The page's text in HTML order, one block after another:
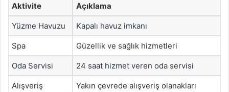
Aktivite Açıklama
Yüzme Havuzu Kapalı havuz imkanı
Spa Güzellik ve sağlık hizmetleri
Oda Servisi 24 saat hizmet veren oda servisi
Alışveriş Yakın çevrede alışveriş olanakları